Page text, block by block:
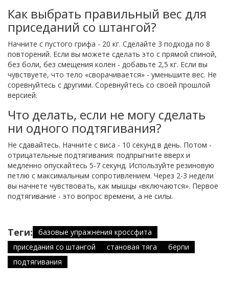
Как выбрать правильный вес для
приседаний со штангой?
Начните с пустого грифа - 20 кг. Сделайте 3 подхода по 8
повторений. Если вы можете сделать это с прямой спиной,
без боли, без смещения колен - добавьте 2,5 кг. Если вы
чувствуете, что тело «сворачивается» - уменьшите вес. Не
соревнуйтесь с другими. Соревнуйтесь со своей прошлой
версией.
Что делать, если не могу сделать
ни одного подтягивания?
Не сдавайтесь. Начните с виса - 10 секунд в день. Потом -
отрицательные подтягивания: подпрыгните вверх и
медленно опускайтесь 5-7 секунд. Используйте резиновую
петлю с максимальным сопротивлением. Через 2-3 недели
вы начнете чувствовать, как мышцы «включаются». Первое
подтягивание - это вопрос времени, а не силы.
Теги:
базовые упражнения кроссфита
приседания со штангой
становая тяга
бёрпи
подтягивания